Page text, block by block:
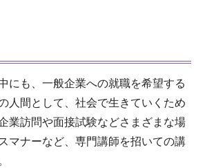
にも、一般企業への就職を希望する
人間として、社会で生きていくため
業訪問や面接試験などさまざまな場
マナーなど、専門講師を招いての講